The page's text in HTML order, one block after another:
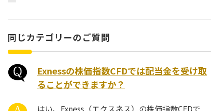
同じカテゴリーのご質問
Exnessの株価指数CFDでは配当金を受け取
ることができますか？
はい、Exness（エクスネス）の株価指数CFDで